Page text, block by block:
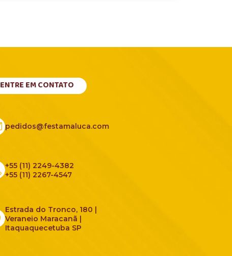
ENTRE EM CONTATO
pedidos@festamaluca.com
+55 (11) 2249-4382
+55 (11) 2267-4547
Estrada do Tronco, 180 |
Veraneio Maracanã |
Itaquaquecetuba SP